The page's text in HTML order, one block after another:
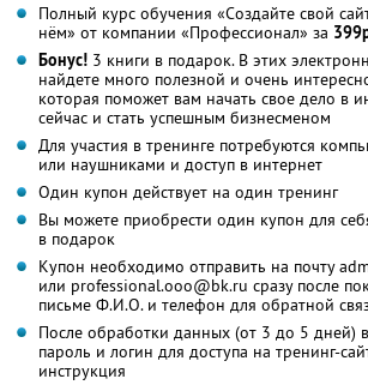
Полный курс обучения «Создайте свой
нём» от компании «Профессионал» за
Бонус! 3 книги в подарок. В этих
найдете много полезной и очень
которая поможет вам начать свое дело в
сейчас и стать успешным бизнесменом
Для участия в тренинге потребуются
или наушниками и доступ в интернет
Один купон действует на один тренинг
Вы можете приобрести один купон для
в подарок
Купон необходимо отправить на почту
или professional.ooo@bk.ru сразу после
письме Ф.И.О. и телефон для обратной
После обработки данных (от 3 до 5 дней)
пароль и логин для доступа на тренинг-
инструкция